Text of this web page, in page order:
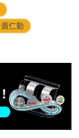
黃仁勳